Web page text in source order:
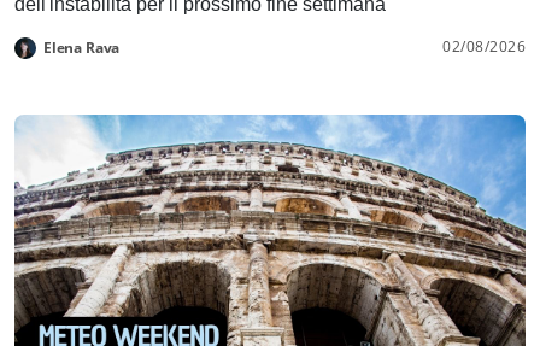
Elena Rava 02/08/2026